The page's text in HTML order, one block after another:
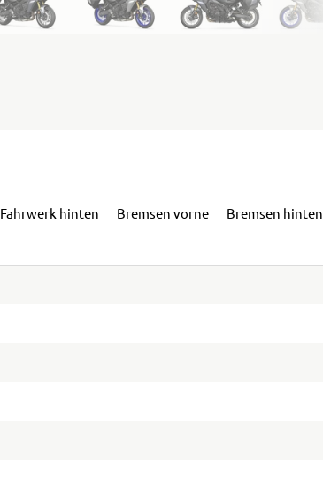
Fahrwerk hinten Bremsen vorne Bremsen hinten